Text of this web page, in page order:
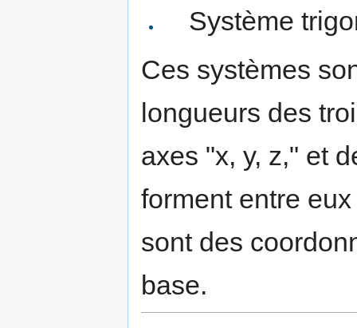
Système
Ces systèmes
longueurs des
axes "x, y, z," et
forment entre
sont des
base.